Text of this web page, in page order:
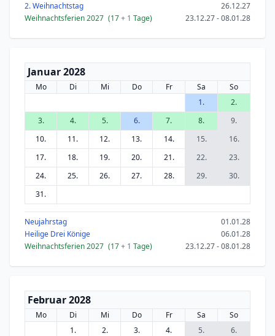
2. Weihnachtstag
26.12.27
Weihnachtsferien 2027 (17+ 1 Tage) 23.12.27 - 08.01.28
Januar 2028
Mo Di Mi Do Fr Sa
So
1.
2.
3.
4. 5. 6. 7. 8.
9.
10.
11. 12. 13. 14. 15.
16.
17.
18. 19. 20. 21. 22.
23.
24.
25. 26. 27. 28. 29.
30.
31.
Neujahrstag
01.01.28
Heilige Drei Könige
06.01.28
Weihnachtsferien 2027 (17+ 1 Tage) 23.12.27 - 08.01.28
Februar 2028
Mo Di Mi Do Fr Sa
So
1.
2. 3. 4. 5.
6.